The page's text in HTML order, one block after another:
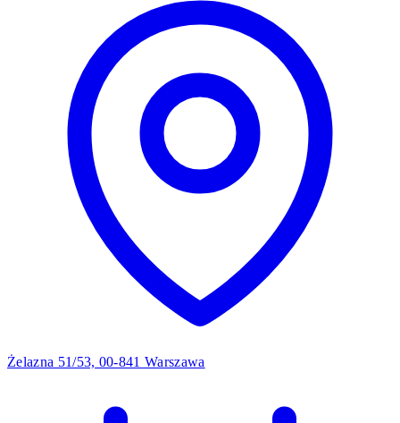
Żelazna 51/53, 00-841 Warszawa